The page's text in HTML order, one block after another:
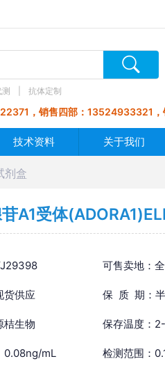
抗体定制
，销售四部：13524933321
技术资料 关于我们
剂盒
A1受体
可售卖地：
货供应 保 质 期：
桔生物 保存温度：
0.08ng/mL 检测范围：